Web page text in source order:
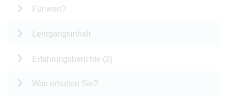
Für wen?
Lehrgangsinhalt
Erfahrungsberichte (2)
Was erhalten Sie?